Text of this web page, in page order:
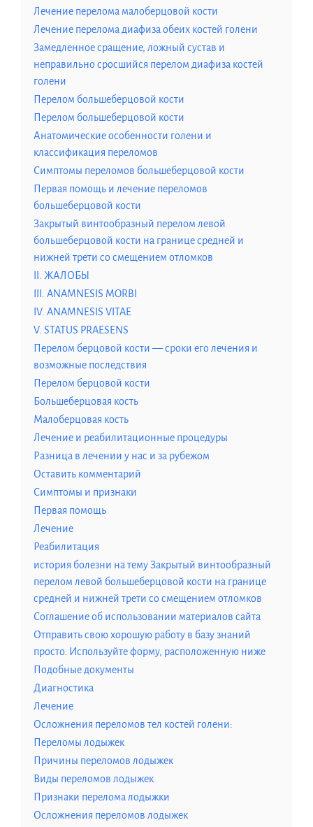
Лечение перелома малоберцовой кости
Лечение перелома диафиза обеих костей голени
Замедленное сращение, ложный сустав и
неправильно сросшийся перелом диафиза костей
голени
Перелом большеберцовой кости
Перелом большеберцовой кости
Анатомические особенности голени и
классификация переломов
Симптомы переломов большеберцовой кости
Первая помощь и лечение переломов
большеберцовой кости
Закрытый винтообразный перелом левой
большеберцовой кости на границе средней и
нижней трети со смещением отломков
II. ЖАЛОБЫ
III. ANAMNESIS MORBI
IV. ANAMNESIS VITAE
V. STATUS PRAESENS
Перелом берцовой кости — сроки его лечения и
возможные последствия
Перелом берцовой кости
Большеберцовая кость
Малоберцовая кость
Лечение и реабилитационные процедуры
Разница в лечении у нас и за рубежом
Оставить комментарий
Симптомы и признаки
Первая помощь
Лечение
Реабилитация
история болезни на тему Закрытый винтообразный
перелом левой большеберцовой кости на границе
средней и нижней трети со смещением отломков
Соглашение об использовании материалов сайта
Отправить свою хорошую работу в базу знаний
просто. Используйте форму, расположенную ниже
Подобные документы
Диагностика
Лечение
Осложнения переломов тел костей голени:
Переломы лодыжек
Причины переломов лодыжек
Виды переломов лодыжек
Признаки перелома лодыжки
Осложнения переломов лодыжек